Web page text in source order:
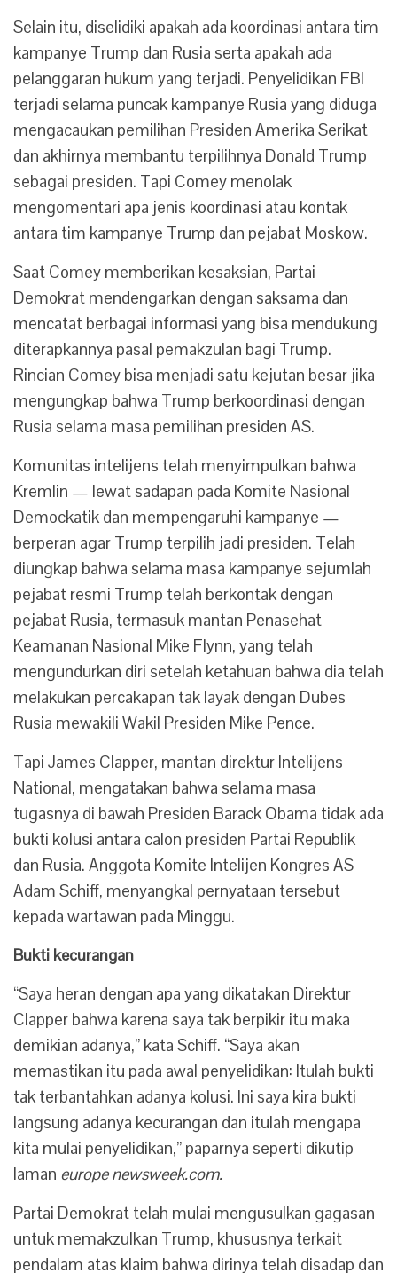
Selain itu, diselidiki apakah ada koordinasi antara tim
kampanye Trump dan Rusia serta apakah ada
pelanggaran hukum yang terjadi. Penyelidikan FBI
terjadi selama puncak kampanye Rusia yang diduga
mengacaukan pemilihan Presiden Amerika Serikat
dan akhirnya membantu terpilihnya Donald Trump
sebagai presiden. Tapi Comey menolak
mengomentari apa jenis koordinasi atau kontak
antara tim kampanye Trump dan pejabat Moskow.
Saat Comey memberikan kesaksian, Partai
Demokrat mendengarkan dengan saksama dan
mencatat berbagai informasi yang bisa mendukung
diterapkannya pasal pemakzulan bagi Trump.
Rincian Comey bisa menjadi satu kejutan besar jika
mengungkap bahwa Trump berkoordinasi dengan
Rusia selama masa pemilihan presiden AS.
Komunitas intelijens telah menyimpulkan bahwa
Kremlin — lewat sadapan pada Komite Nasional
Demockatik dan mempengaruhi kampanye —
berperan agar Trump terpilih jadi presiden. Telah
diungkap bahwa selama masa kampanye sejumlah
pejabat resmi Trump telah berkontak dengan
pejabat Rusia, termasuk mantan Penasehat
Keamanan Nasional Mike Flynn, yang telah
mengundurkan diri setelah ketahuan bahwa dia telah
melakukan percakapan tak layak dengan Dubes
Rusia mewakili Wakil Presiden Mike Pence.
Tapi James Clapper, mantan direktur Intelijens
National, mengatakan bahwa selama masa
tugasnya di bawah Presiden Barack Obama tidak ada
bukti kolusi antara calon presiden Partai Republik
dan Rusia. Anggota Komite Intelijen Kongres AS
Adam Schiff, menyangkal pernyataan tersebut
kepada wartawan pada Minggu.
Bukti kecurangan
“Saya heran dengan apa yang dikatakan Direktur
Clapper bahwa karena saya tak berpikir itu maka
demikian adanya,” kata Schiff. “Saya akan
memastikan itu pada awal penyelidikan: Itulah bukti
tak terbantahkan adanya kolusi. Ini saya kira bukti
langsung adanya kecurangan dan itulah mengapa
kita mulai penyelidikan,” paparnya seperti dikutip
laman europe newsweek.com.
Partai Demokrat telah mulai mengusulkan gagasan
untuk memakzulkan Trump, khususnya terkait
pendalam atas klaim bahwa dirinya telah disadap dan